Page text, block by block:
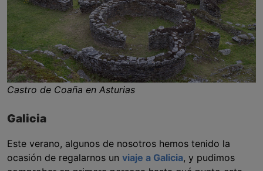
Castro de Coaña en Asturias
Galicia
Este verano, algunos de nosotros hemos tenido la
ocasión de regalarnos un viaje a Galicia, y pudimos